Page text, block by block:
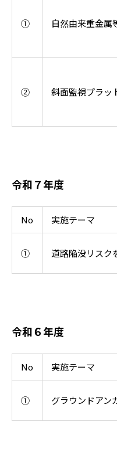
① 自然由来重金属
② 斜面監視プラッ
令和７年度
No 実施テーマ
① 道路陥没リスク
令和６年度
No 実施テーマ
① グラウンドアン